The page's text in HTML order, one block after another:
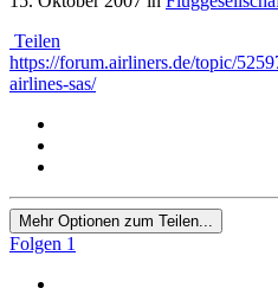
Teilen
https://forum.airliners.de/topic/
airlines-sas/
Mehr Optionen zum Teilen...
Folgen 1